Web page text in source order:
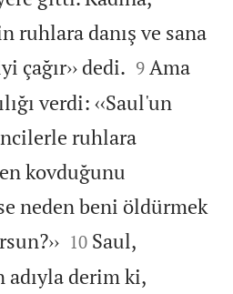
ruhlara danış ve sana
çağır›› dedi. 

9 Ama
verdi: ‹‹Saul'un
ruhlara
kovduğunu
neden beni öldürmek

10 Saul,
adıyla derim ki,